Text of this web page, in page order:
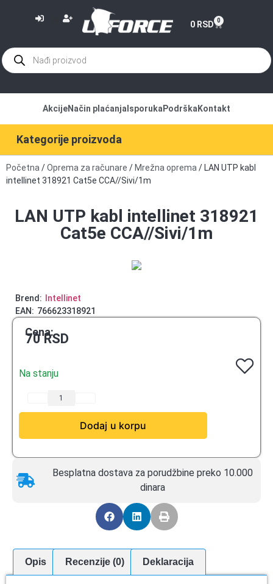
0 RSD 0
Kategorije proizvoda
AkcijeNačin plaćanja Isporuka Podrška Kontakt
Početna /Oprema za računare / Mrežna oprema / LAN UTP kabl
intellinet 318921 Cat5e CCA//Sivi/1m
LAN UTP kabl intellinet 318921
Cat5e CCA//Sivi/1m
Brend: Intellinet
EAN: 766623318921
Cena:
70RSD
Na stanju
Dodaj u korpu
Besplatna dostava za porudžbine preko 10.000
dinara
Opis Recenzije (0) Deklaracija